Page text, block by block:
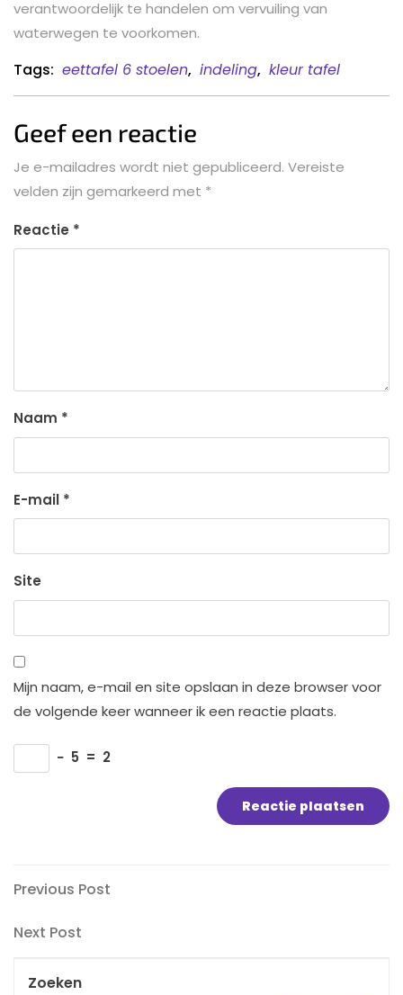
verantwoordelijk te handelen om vervuiling van
waterwegen te voorkomen.
Tags: eettafel 6 stoelen, indeling, kleur tafel
Geef een reactie
Je e-mailadres wordt niet gepubliceerd. Vereiste
velden zijn gemarkeerd met *
Reactie *
Naam *
E-mail *
Site
Mijn naam, e-mail en site opslaan in deze browser voor
de volgende keer wanneer ik een reactie plaats.
− 5 = 2
Bericht
navigatie
Previous
Previous Post
Next
Next Post
Zoeken